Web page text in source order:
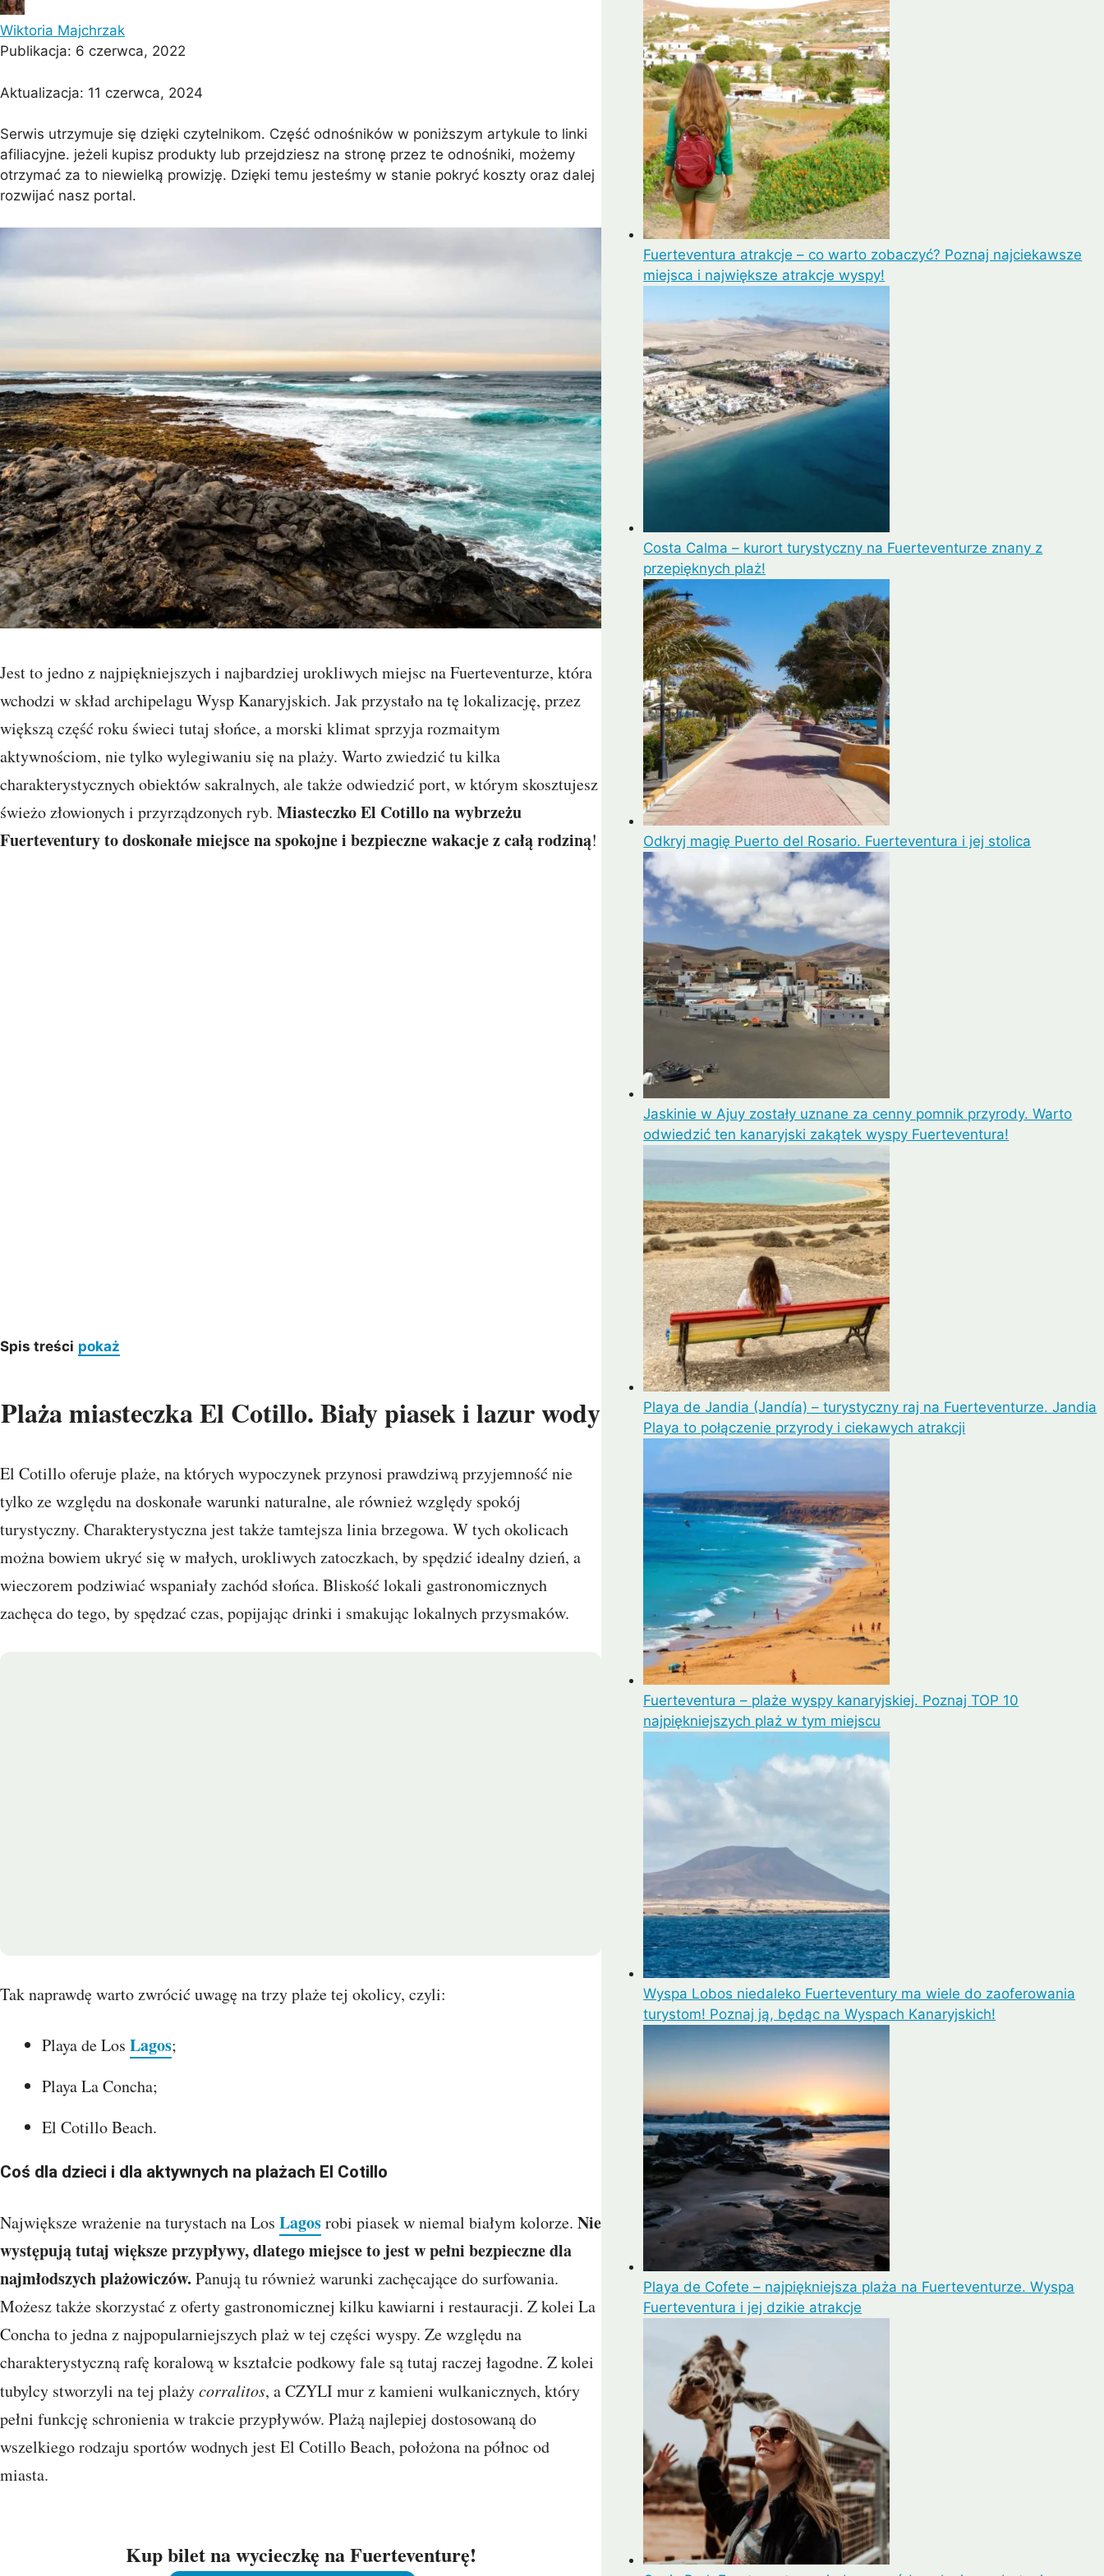
Barcelona Protaras Como Koh Lipe Ayutthaya
Wiktoria Majchrzak
Publikacja: 6 czerwca, 2022
Aktualizacja: 11 czerwca, 2024
Serwis utrzymuje się dzięki czytelnikom. Część odnośników w poniższym artykule to linki
afiliacyjne. jeżeli kupisz produkty lub przejdziesz na stronę przez te odnośniki, możemy
otrzymać za to niewielką prowizję. Dzięki temu jesteśmy w stanie pokryć koszty oraz dalej
rozwijać nasz portal.
Jest to jedno z najpiękniejszych i najbardziej urokliwych miejsc na Fuerteventurze, która
wchodzi w skład archipelagu Wysp Kanaryjskich. Jak przystało na tę lokalizację, przez
większą część roku świeci tutaj słońce, a morski klimat sprzyja rozmaitym
aktywnościom, nie tylko wylegiwaniu się na plaży. Warto zwiedzić tu kilka
charakterystycznych obiektów sakralnych, ale także odwiedzić port, w którym skosztujesz
świeżo złowionych i przyrządzonych ryb. Miasteczko El Cotillo na wybrzeżu
Fuerteventury to doskonałe miejsce na spokojne i bezpieczne wakacje z całą rodziną!
Spis treści pokaż
Plaża miasteczka El Cotillo. Biały piasek i lazur wody
El Cotillo oferuje plaże, na których wypoczynek przynosi prawdziwą przyjemność nie
tylko ze względu na doskonałe warunki naturalne, ale również względy spokój
turystyczny. Charakterystyczna jest także tamtejsza linia brzegowa. W tych okolicach
można bowiem ukryć się w małych, urokliwych zatoczkach, by spędzić idealny dzień, a
wieczorem podziwiać wspaniały zachód słońca. Bliskość lokali gastronomicznych
zachęca do tego, by spędzać czas, popijając drinki i smakując lokalnych przysmaków.
Tak naprawdę warto zwrócić uwagę na trzy plaże tej okolicy, czyli:
Playa de Los Lagos;
Playa La Concha;
El Cotillo Beach.
Coś dla dzieci i dla aktywnych na plażach El Cotillo
Największe wrażenie na turystach na Los Lagosrobi piasek w niemal białym kolorze. Nie
występują tutaj większe przypływy, dlatego miejsce to jest w pełni bezpieczne dla
najmłodszych plażowiczów. Panują tu również warunki zachęcające do surfowania.
Możesz także skorzystać z oferty gastronomicznej kilku kawiarni i restauracji. Z kolei La
Concha to jedna z najpopularniejszych plaż w tej części wyspy. Ze względu na
charakterystyczną rafę koralową w kształcie podkowy fale są tutaj raczej łagodne. Z kolei
tubylcy stworzyli na tej plażycorralitos, a CZYLI mur z kamieni wulkanicznych, który
pełni funkcję schronienia w trakcie przypływów. Plażą najlepiej dostosowaną do
wszelkiego rodzaju sportów wodnych jest El Cotillo Beach, położona na północ od
miasta.
Kup bilet na wycieczkę na Fuerteventurę!
Fuerteventura atrakcje – co warto zobaczyć? Poznaj najciekawsze
miejsca i największe atrakcje wyspy!
Costa Calma – kurort turystyczny na Fuerteventurze znany z
przepięknych plaż!
Odkryj magię Puerto del Rosario. Fuerteventura i jej stolica
Jaskinie w Ajuy zostały uznane za cenny pomnik przyrody. Warto
odwiedzić ten kanaryjski zakątek wyspy Fuerteventura!
Playa de Jandia (Jandía) – turystyczny raj na Fuerteventurze. Jandia
Playa to połączenie przyrody i ciekawych atrakcji
Fuerteventura – plaże wyspy kanaryjskiej. Poznaj TOP 10
najpiękniejszych plaż w tym miejscu
Wyspa Lobos niedaleko Fuerteventury ma wiele do zaoferowania
turystom! Poznaj ją, będąc na Wyspach Kanaryjskich!
Playa de Cofete – najpiękniejsza plaża na Fuerteventurze. Wyspa
Fuerteventura i jej dzikie atrakcje